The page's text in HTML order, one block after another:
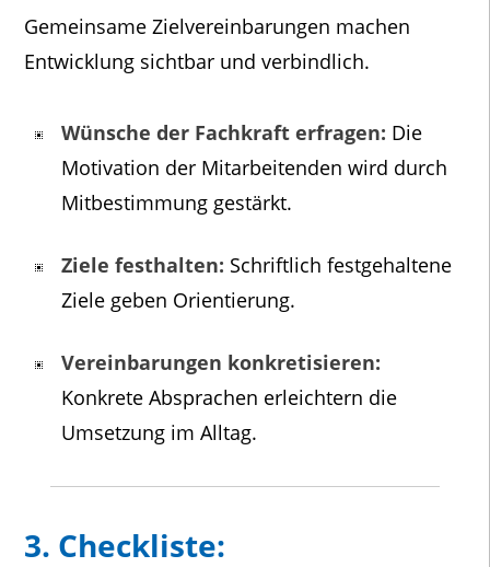
Gemeinsame Zielvereinbarungen machen
Entwicklung sichtbar und verbindlich.
Wünsche der Fachkraft erfragen: Die
Motivation der Mitarbeitenden wird durch
Mitbestimmung gestärkt.
Ziele festhalten: Schriftlich festgehaltene
Ziele geben Orientierung.
Vereinbarungen konkretisieren:
Konkrete Absprachen erleichtern die
Umsetzung im Alltag.
3. Checkliste: